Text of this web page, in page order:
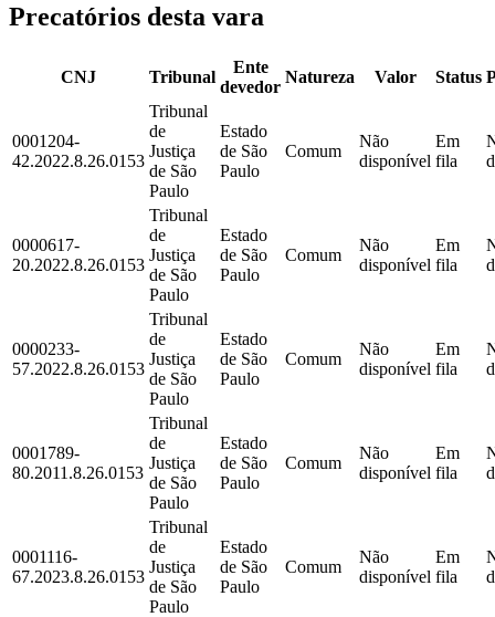
Precatórios desta vara
CNJ Tribunal
Ente
devedor
Natureza Valor Status
0001204-
42.2022.8.26.0153
Tribunal
de
Justiça
de São
Paulo
Estado
de São
Paulo
Comum
Não
disponível
Em
fila
0000617-
20.2022.8.26.0153
Tribunal
de
Justiça
de São
Paulo
Estado
de São
Paulo
Comum
Não
disponível
Em
fila
0000233-
57.2022.8.26.0153
Tribunal
de
Justiça
de São
Paulo
Estado
de São
Paulo
Comum
Não
disponível
Em
fila
0001789-
80.2011.8.26.0153
Tribunal
de
Justiça
de São
Paulo
Estado
de São
Paulo
Comum
Não
disponível
Em
fila
0001116-
67.2023.8.26.0153
Tribunal
de
Justiça
de São
Paulo
Estado
de São
Paulo
Comum
Não
disponível
Em
fila